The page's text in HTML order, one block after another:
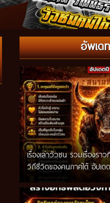
อัพเด
เรื่องเล่าวัวชน รวมเรื่องรา
วิถีชีวิตของคนภาคใต้ อัปเด